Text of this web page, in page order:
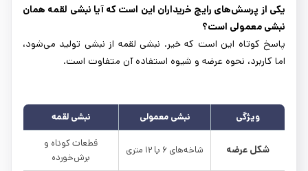
یکی از پرسش‌های رایج خریداران این است که آیا نبشی لقمه همان
نبشی معمولی است؟
پاسخ کوتاه این است که خیر. نبشی لقمه از نبشی تولید می‌شود،
اما کاربرد، نحوه عرضه و شیوه استفاده آن متفاوت است.
ویژگی نبشی معمولی نبشی لقمه
شکل عرضه شاخه‌های ۶ یا ۱۲ متری
قطعات کوتاه و
برش‌خورده